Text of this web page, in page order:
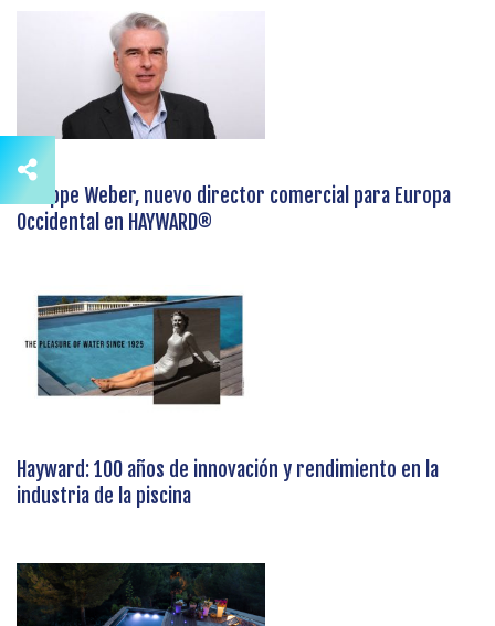
Philippe Weber, nuevo director comercial para Europa
Occidental en HAYWARD®
Hayward: 100 años de innovación y rendimiento en la
industria de la piscina